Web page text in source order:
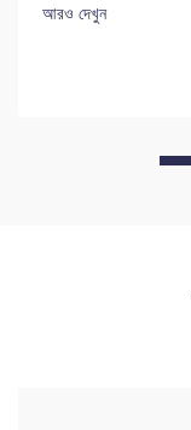
আরও দেখুন